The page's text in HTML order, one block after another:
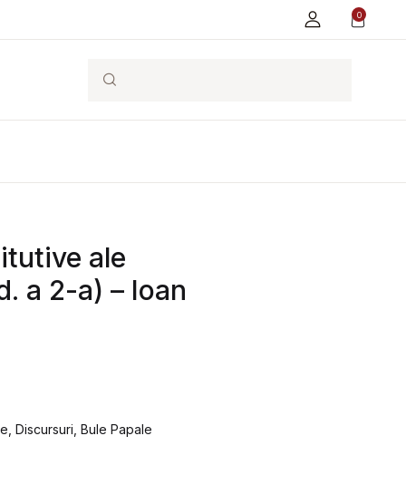
0
Search
ale
a 2-a) – Ioan
Discursuri, Bule Papale